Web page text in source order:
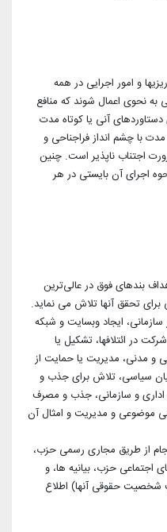
ریزیها و امور اجرایی در همه
به نحوی اعمال شوند که منافع
آنی یا کوتاه مدت
با چشم انداز فراجناحی و
اجتناب ناپذیر است. چنین
اجرای آن بایستی در هر
بندهای فوق در عالی‌ترین
تحقق آنها تلاش می نماید.
ایجاد وبسایت و شبکه
در ائتلافها، تشکیل یا
و مدنی، مدیریت یا حمایت از
سیاسی، تلاش برای جذب و
اداری و سازمانی، جذب و مصرف
موضوعی و مدیریت و امثال آن
از طریق مجاری رسمی حزب،
حزب، بیانیه ها، و
حقوقی آنها) اطلاع